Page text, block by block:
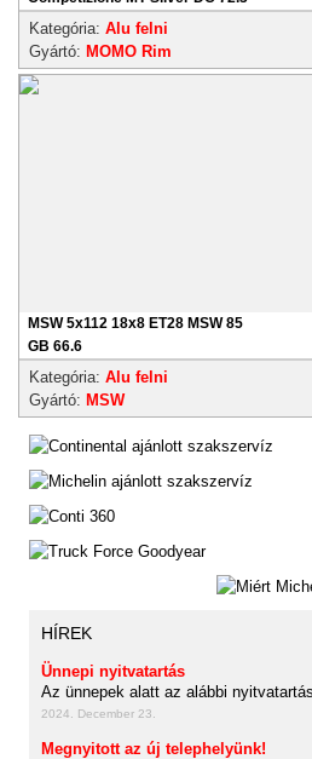
Kategória: Alu felni
Gyártó: MOMO Rim
MSW 5x112 18x8 ET28 MSW 85
GB 66.6
Kategória: Alu felni
Gyártó: MSW
HÍREK
Ünnepi nyitvatartás
Az ünnepek alatt az alábbi
2024. December 23.
Megnyitott az új telephelyünk!